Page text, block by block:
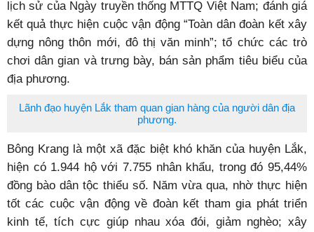
mục văn nghệ đặc sắc ca ngợi Đảng, Bác Hồ...; ôn lại
lịch sử của Ngày truyền thống MTTQ Việt Nam; đánh giá
kết quả thực hiện cuộc vận động “Toàn dân đoàn kết xây
dựng nông thôn mới, đô thị văn minh”; tổ chức các trò
chơi dân gian và trưng bày, bán sản phẩm tiêu biểu của
Lãnh đạo huyện Lắk tham quan gian hàng của người dân địa
Bông Krang là một xã đặc biệt khó khăn của huyện Lắk,
hiện có 1.944 hộ với 7.755 nhân khẩu, trong đó 95,44%
đồng bào dân tộc thiểu số. Năm vừa qua, nhờ thực hiện
tốt các cuộc vận động về đoàn kết tham gia phát triển